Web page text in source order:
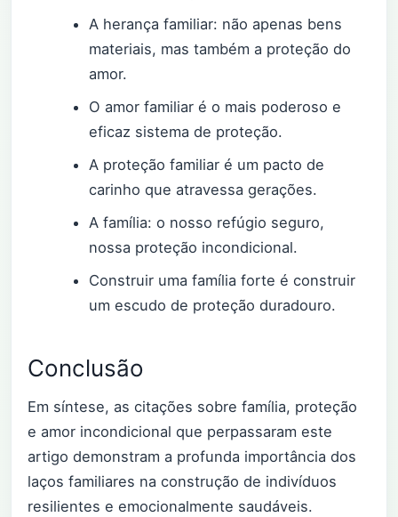
A herança familiar: não apenas bens
materiais, mas também a proteção do
amor.
O amor familiar é o mais poderoso e
eficaz sistema de proteção.
A proteção familiar é um pacto de
carinho que atravessa gerações.
A família: o nosso refúgio seguro,
nossa proteção incondicional.
Construir uma família forte é construir
um escudo de proteção duradouro.
Conclusão
Em síntese, as citações sobre família, proteção
e amor incondicional que perpassaram este
artigo demonstram a profunda importância dos
laços familiares na construção de indivíduos
resilientes e emocionalmente saudáveis.